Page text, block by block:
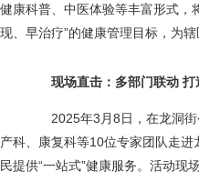
健康科普、中医体验等丰富形式，
现、早治疗”的健康管理目标，为
现场直击：多部门联动 打
2025年3月8日，在龙洞街
产科、康复科等10位专家团队走
民提供“一站式”健康服务。活动